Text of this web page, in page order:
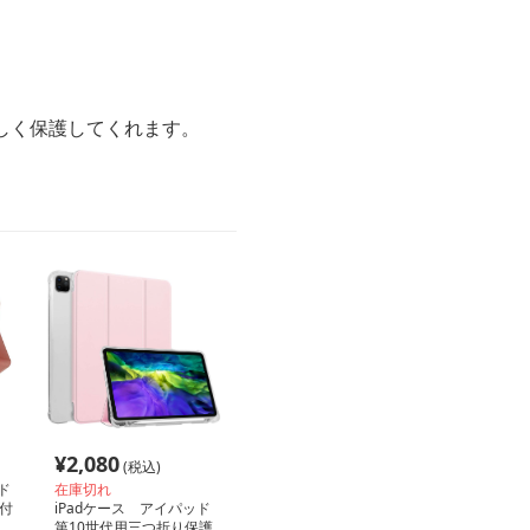
保護してくれます。
¥2,080(税込)
在庫切れ
iPadケース アイパッド